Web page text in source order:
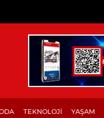
TEKNOLOJİ YAŞAM